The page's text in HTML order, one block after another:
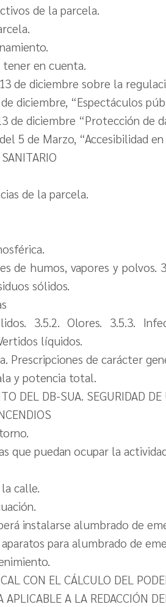
de la parcela.
tener en cuenta.
de diciembre sobre la
diciembre, “Espectáculos
de diciembre “Protección de
5 de Marzo, “Accesibilidad
de la parcela.
de humos, vapores y
sólidos.
3.5.2. Olores. 3.5.3.
líquidos.
Prescripciones de carácter
y potencia total.
DEL DB-SUA. SEGURIDAD
que puedan ocupar la
calle.
instalarse alumbrado de
para alumbrado de
CON EL CÁLCULO DEL
A LA REDACCIÓN